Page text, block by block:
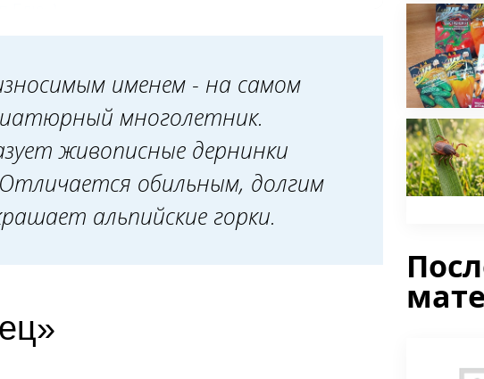
именем - на самом
многолетник.
живописные дернинки
обильным, долгим
альпийские горки.